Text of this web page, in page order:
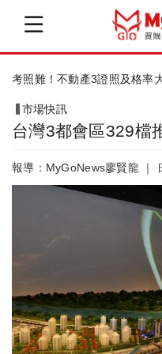
新店房市獲交通建設利多支撐
市場快訊
台灣3都會區329檔
報導：MyGoNews廖賢龍 ｜